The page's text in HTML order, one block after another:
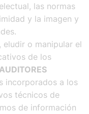
las normas
y la imagen y
o manipular el
de los
incorporados a los
técnicos de
de información